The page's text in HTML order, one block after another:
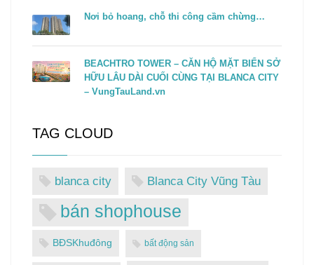
Nơi bỏ hoang, chỗ thi công cầm chừng…
BEACHTRO TOWER – CĂN HỘ MẶT BIỂN SỞ
HỮU LÂU DÀI CUỐI CÙNG TẠI BLANCA CITY
– VungTauLand.vn
TAG CLOUD
blanca city Blanca City Vũng Tàu
bán shophouse
BĐSKhuđông bất động sản